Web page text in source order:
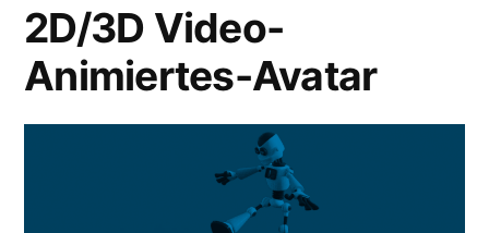
2D/3D Video-
Animiertes-Avatar